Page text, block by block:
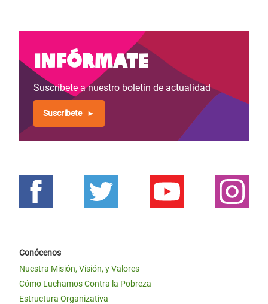
Infórmate
Suscríbete a nuestro boletín de actualidad
Suscríbete
Conócenos
Nuestra Misión, Visión, y Valores
Cómo Luchamos Contra la Pobreza
Estructura Organizativa